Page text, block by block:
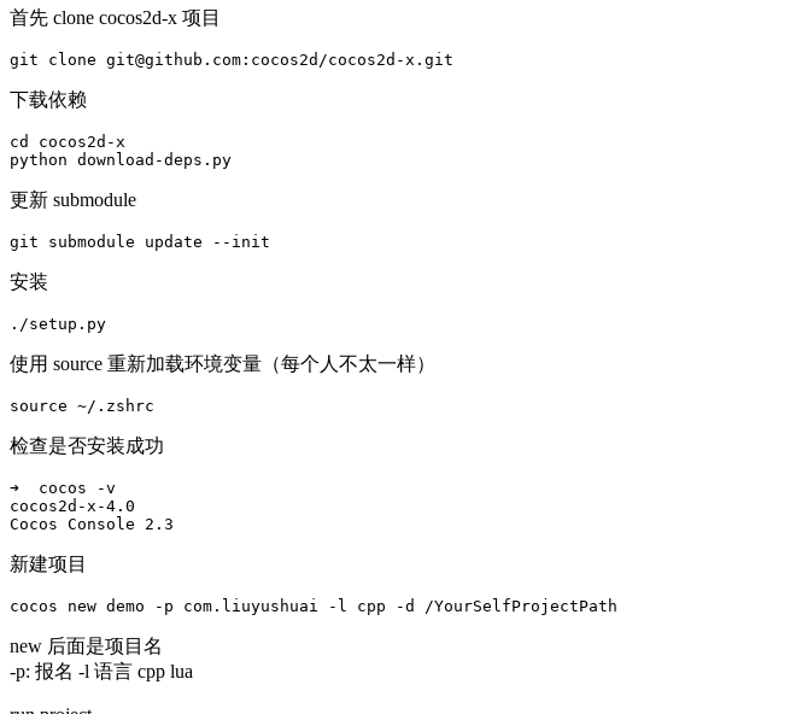
首先 clone cocos2d-x 项目
git clone git@github.com:cocos2d/cocos2d-x.git
下载依赖
cd cocos2d-x
python download-deps.py
更新 submodule
git submodule update --init
安装
./setup.py
使用 source 重新加载环境变量（每个人不太一样）
source ~/.zshrc
检查是否安装成功
➜  cocos -v
cocos2d-x-4.0
Cocos Console 2.3
新建项目
cocos new demo -p com.liuyushuai -l cpp -d /YourSelfProjectPath
new 后面是项目名
-p: 报名 -l 语言 cpp lua